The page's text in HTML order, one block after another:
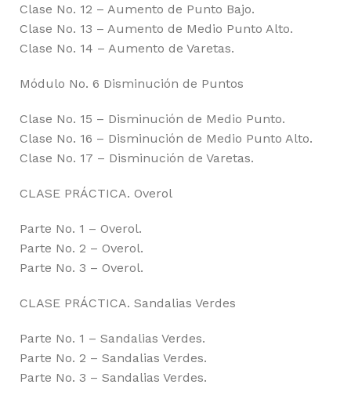
Clase No. 12 – Aumento de Punto Bajo.
Clase No. 13 – Aumento de Medio Punto Alto.
Clase No. 14 – Aumento de Varetas.
Módulo No. 6 Disminución de Puntos
Clase No. 15 – Disminución de Medio Punto.
Clase No. 16 – Disminución de Medio Punto Alto.
Clase No. 17 – Disminución de Varetas.
CLASE PRÁCTICA. Overol
Parte No. 1 – Overol.
Parte No. 2 – Overol.
Parte No. 3 – Overol.
CLASE PRÁCTICA. Sandalias Verdes
Parte No. 1 – Sandalias Verdes.
Parte No. 2 – Sandalias Verdes.
Parte No. 3 – Sandalias Verdes.